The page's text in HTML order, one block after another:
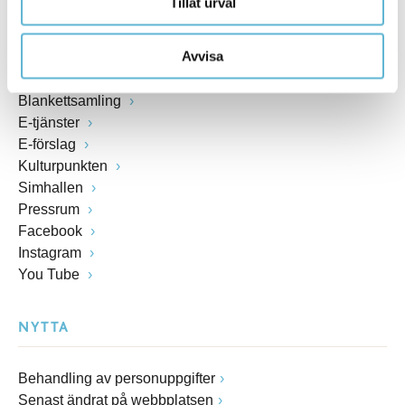
Avvisa
Lediga jobb
Visselblåsarfunktion
Blankettsamling
E-tjänster
E-förslag
Kulturpunkten
Simhallen
Pressrum
Facebook
Instagram
You Tube
NYTTA
Behandling av personuppgifter
Senast ändrat på webbplatsen